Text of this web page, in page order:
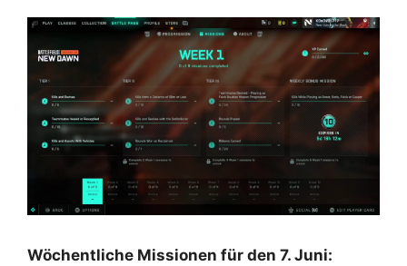
Wöchentliche Missionen für den 7. Juni: